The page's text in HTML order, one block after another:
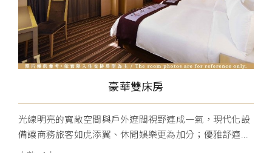
豪華雙床房
光線明亮的寬敞空間與戶外遼闊視野連成一氣，現代化設
備讓商務旅客如虎添翼、休閒娛樂更為加分；優雅舒適...